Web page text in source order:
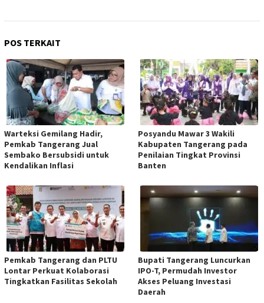
POS TERKAIT
Warteksi Gemilang Hadir,
Pemkab Tangerang Jual
Sembako Bersubsidi untuk
Kendalikan Inflasi
Posyandu Mawar 3 Wakili
Kabupaten Tangerang pada
Penilaian Tingkat Provinsi
Banten
Pemkab Tangerang dan PLTU
Lontar Perkuat Kolaborasi
Tingkatkan Fasilitas Sekolah
Bupati Tangerang Luncurkan
IPO-T, Permudah Investor
Akses Peluang Investasi
Daerah